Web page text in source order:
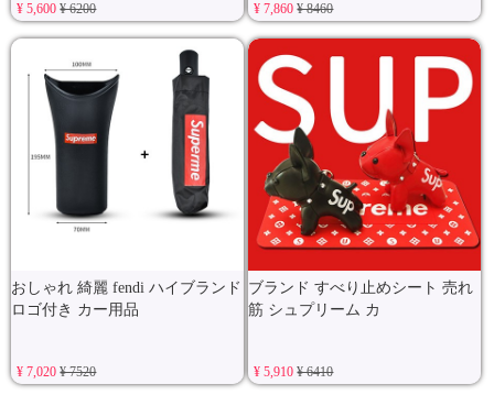
¥ 5,600¥ 6200 ¥ 7,860¥ 8460
おしゃれ 綺麗 fendi ハイブランド
ロゴ付き カー用品
¥ 7,020¥ 7520
ブランド すべり止めシート 売れ
筋 シュプリーム カ
¥ 5,910¥ 6410